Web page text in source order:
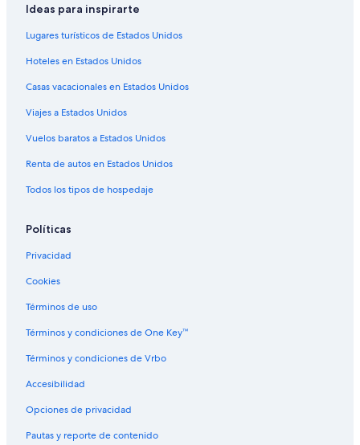
Ideas para inspirarte
Lugares turísticos de Estados Unidos
Hoteles en Estados Unidos
Casas vacacionales en Estados Unidos
Viajes a Estados Unidos
Vuelos baratos a Estados Unidos
Renta de autos en Estados Unidos
Todos los tipos de hospedaje
Políticas
Privacidad
Cookies
Términos de uso
Términos y condiciones de One Key™
Términos y condiciones de Vrbo
Accesibilidad
Opciones de privacidad
Pautas y reporte de contenido